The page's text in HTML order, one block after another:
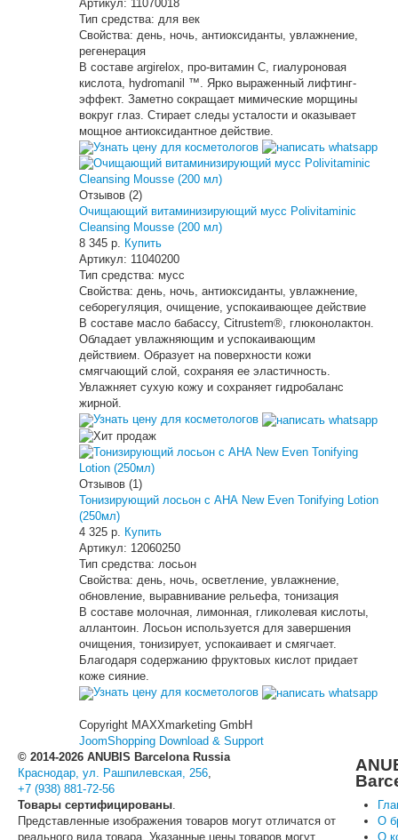
Артикул: 11070018
Тип средства: для век
Свойства: день, ночь, антиоксиданты, увлажнение,
регенерация
В составе argirelox, про-витамин С, гиалуроновая
кислота, hydromanil ™. Ярко выраженный лифтинг-
эффект. Заметно сокращает мимические морщины
вокруг глаз. Стирает следы усталости и оказывает
мощное антиоксидантное действие.
Узнать цену для косметологов
Отзывов (2)
Очищающий витаминизирующий мусс Polivitaminic
Cleansing Mousse (200 мл)
8 345 р. Купить
Артикул: 11040200
Тип средства: мусс
Свойства: день, ночь, антиоксиданты, увлажнение,
себорегуляция, очищение, успокаивающее действие
В составе масло бабассу, Citrustem®, глюконолактон.
Обладает увлажняющим и успокаивающим
действием. Образует на поверхности кожи
смягчающий слой, сохраняя ее эластичность.
Увлажняет сухую кожу и сохраняет гидробаланс
жирной.
Узнать цену для косметологов
Отзывов (1)
Тонизирующий лосьон с АНА New Even Tonifying Lotion
(250мл)
4 325 р. Купить
Артикул: 12060250
Тип средства: лосьон
Свойства: день, ночь, осветление, увлажнение,
обновление, выравнивание рельефа, тонизация
В составе молочная, лимонная, гликолевая кислоты,
аллантоин. Лосьон используется для завершения
очищения, тонизирует, успокаивает и смягчает.
Благодаря содержанию фруктовых кислот придает
коже сияние.
Узнать цену для косметологов
Copyright MAXXmarketing GmbH
JoomShopping Download & Support
© 2014-2026 ANUBIS Barcelona Russia
Краснодар, ул. Рашпилевская, 256
+7 (938) 881-72-56
Товары сертифицированы
Представленные изображения товаров могут отличатся от
реального вида товара. Указанные цены товаров могут
О
О